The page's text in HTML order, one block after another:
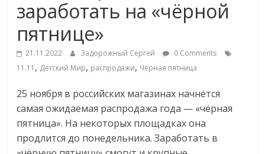
Commerce,
омниканальном
ритейле,
логистике,
заработать на «чёрной
пятнице»
21.11.2022 Задорожный Сергей
0 Comments
11.11 , Детский Мир, распродажи, Чёрная пятница
25 ноября в российских магазинах начнётся
самая ожидаемая распродажа года — «чёрная
пятница». На некоторых площадках она
продлится до понедельника. Заработать в